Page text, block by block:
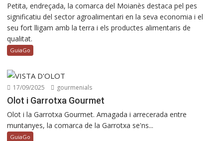
Petita, endreçada, la comarca del Moianès destaca pel pes
significatiu del sector agroalimentari en la seva economia i el
seu fort lligam amb la terra i els productes alimentaris de
qualitat.
GuiaGo
17/09/2025 gourmenials
Olot i Garrotxa Gourmet
Olot i la Garrotxa Gourmet. Amagada i arrecerada entre
muntanyes, la comarca de la Garrotxa se'ns...
GuiaGo